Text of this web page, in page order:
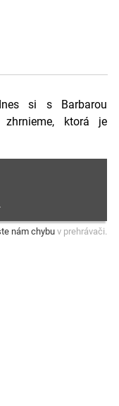
si s Barbarou
ktorá je
nám chybu v prehrávači.